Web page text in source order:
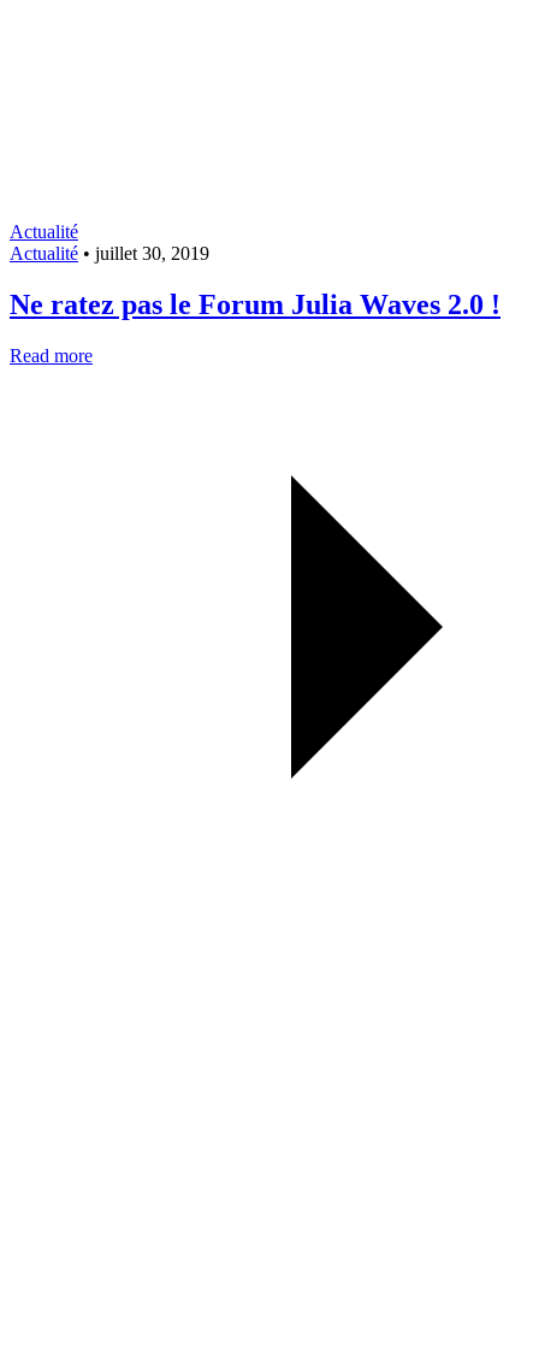
Actualité
Actualité • juillet 30, 2019
Ne ratez pas le Forum Julia Waves 2.0 !
Read more